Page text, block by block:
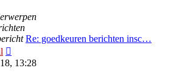
Re: goedkeuren berichten insc…
laatste
13:28